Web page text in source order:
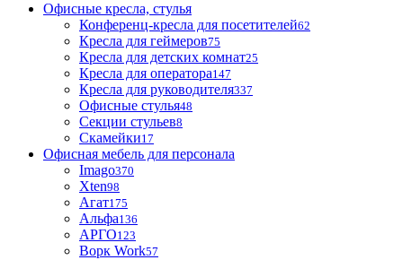
Офисные кресла, стулья
Конференц-кресла для посетителей62
Кресла для геймеров75
Кресла для детских комнат25
Кресла для оператора147
Кресла для руководителя337
Офисные стулья48
Секции стульев8
Скамейки17
Офисная мебель для персонала
Imago370
Xten98
Агат175
Альфа136
АРГО123
Ворк Work57